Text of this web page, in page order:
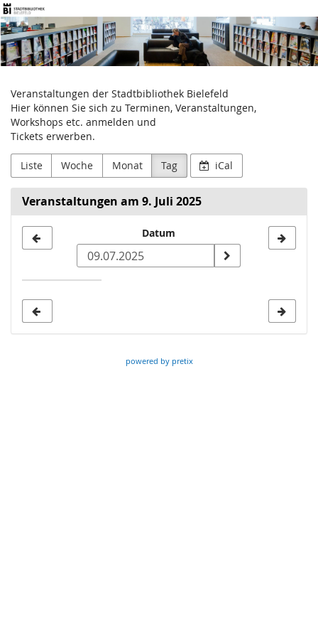
Zum
Haupt-
Inhalt
springen
Stadtbibliothek
Bielefeld
Veranstaltungen der Stadtbibliothek Bielefeld
Hier können Sie sich zu Terminen, Veranstaltungen,
Workshops etc. anmelden und
Tickets erwerben.
Liste Woche Monat Tag iCal
Veranstaltungen am 9. Juli 2025
zur
Anzeige
Datum
powered by pretix